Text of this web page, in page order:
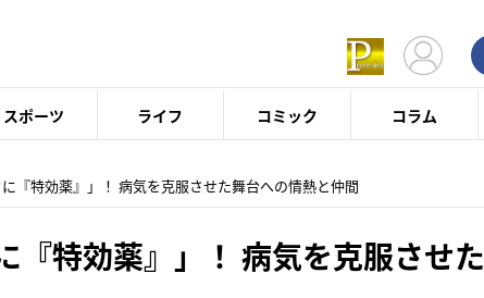
スポーツ ライフ コミック コラム
『特効薬』」！ 病気を克服させた舞台への情熱と仲間
『特効薬』」！ 病気を克服させた